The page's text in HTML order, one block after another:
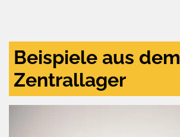
Beispiele aus dem
Zentrallager